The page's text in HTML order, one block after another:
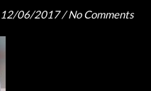
12/06/2017 / No Comments